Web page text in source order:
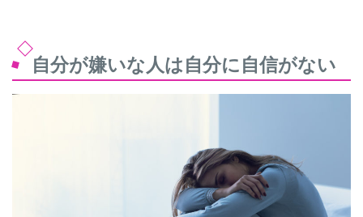
自分が嫌いな人は自分に自信がない